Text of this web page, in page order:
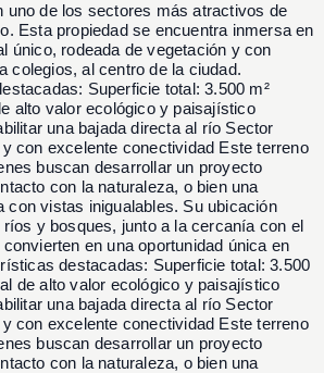
uno de los sectores más atractivos de
Esta propiedad se encuentra inmersa en
único, rodeada de vegetación y con
colegios, al centro de la ciudad.
Superficie total: 3.500 m²
alto valor ecológico y paisajístico
una bajada directa al río Sector
con excelente conectividad Este terreno
buscan desarrollar un proyecto
con la naturaleza, o bien una
con vistas inigualables. Su ubicación
y bosques, junto a la cercanía con el
en una oportunidad única en
destacadas: Superficie total: 3.500
de alto valor ecológico y paisajístico
una bajada directa al río Sector
con excelente conectividad Este terreno
buscan desarrollar un proyecto
con la naturaleza, o bien una